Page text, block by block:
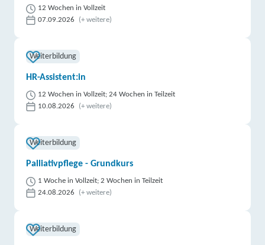
12 Wochen in Vollzeit
07.09.2026
(+ weitere)
Weiterbildung
HR-Assistent:in
12 Wochen in Vollzeit; 24 Wochen in Teilzeit
10.08.2026
(+ weitere)
Weiterbildung
Palliativpflege - Grundkurs
1 Woche in Vollzeit; 2 Wochen in Teilzeit
24.08.2026
(+ weitere)
Weiterbildung